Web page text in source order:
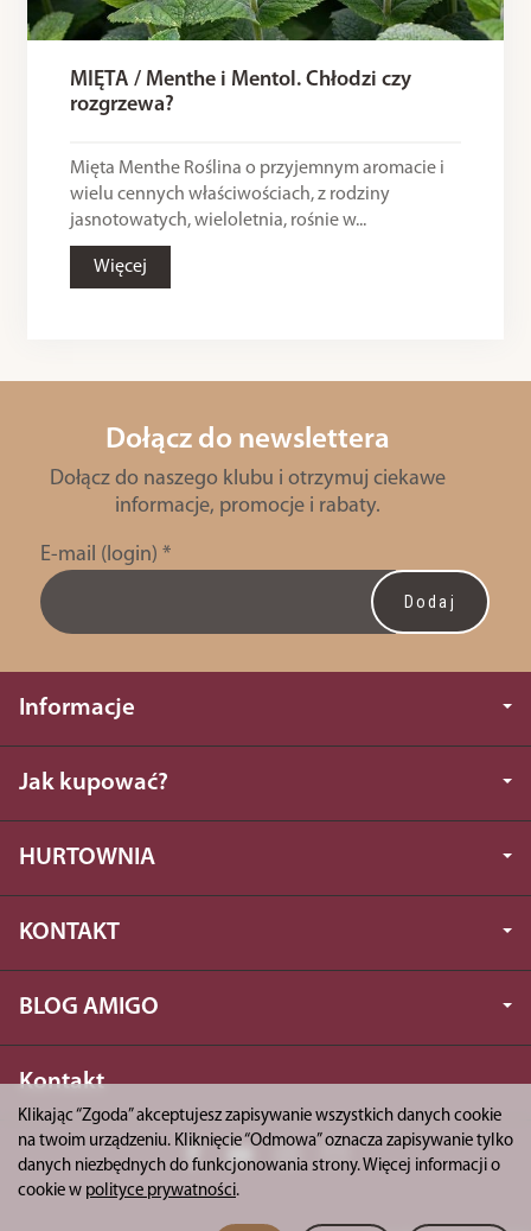
MIĘTA / Menthe i Mentol. Chłodzi czy
rozgrzewa?
Mięta Menthe Roślina o przyjemnym aromacie i
wielu cennych właściwościach, z rodziny
jasnotowatych, wieloletnia, rośnie w...
Więcej
Dołącz do newslettera
Dołącz do naszego klubu i otrzymuj ciekawe
informacje, promocje i rabaty.
E-mail (login) *
Informacje
Jak kupować?
HURTOWNIA
KONTAKT
BLOG AMIGO
Kontakt
Klikając “Zgoda” akceptujesz zapisywanie wszystkich danych cookie
na twoim urządzeniu. Kliknięcie “Odmowa” oznacza zapisywanie tylko
danych niezbędnych do funkcjonowania strony. Więcej informacji o
cookie w polityce prywatności.